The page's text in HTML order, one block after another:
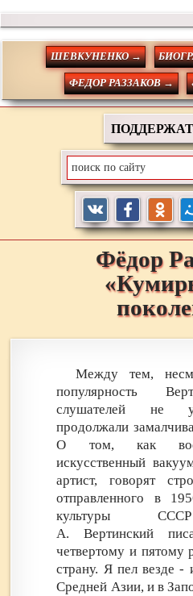
ШЕВКУНЕНКО →
ФЕДОР РАЗЗАКОВ →
Фёдор
Между тем,
популярность
слушателей не
продолжали
О том, как
искусственный
артист, говорят
отправленного в
культуры
А. Вертинский
четвертому и пятому
страну. Я пел везде -
Средней Азии, и в